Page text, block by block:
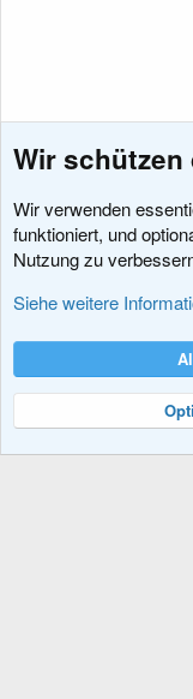
Fragen vor dem Kauf
R
Community platform by
Wir
Wir verwenden
funktioniert, und
Nutzung zu
Siehe weitere